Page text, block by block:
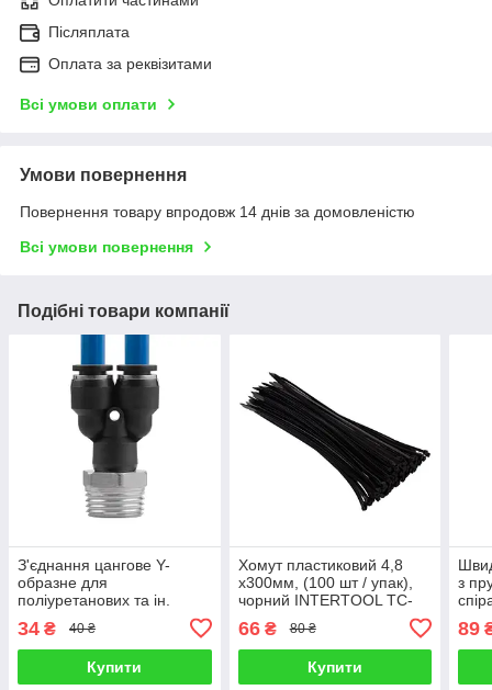
Післяплата
Оплата за реквізитами
Всі умови оплати
Умови повернення
Повернення товару впродовж 14 днів за домовленістю
Всі умови повернення
Подібні товари компанії
З'єднання цангове Y-
образне для
поліуретанових та ін.
"нар.різьба INTERTOOL
PT-2387
34 ₴ 40 ₴
Купити
Хомут пластиковий 4,8
x300мм, (100 шт / упак),
чорний INTERTOOL TC-
66₴ 80 ₴
Купити
з
89